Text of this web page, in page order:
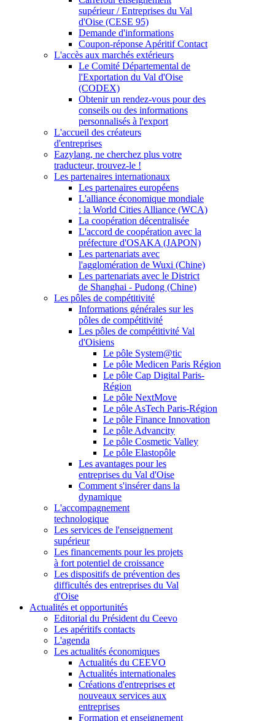
supérieur / Entreprises du Val
d'Oise (CESE 95)
Demande d'informations
Coupon-réponse Apéritif Contact
L'accès aux marchés extérieurs
Le Comité Départemental de
l'Exportation du Val d'Oise
(CODEX)
Obtenir un rendez-vous pour des
conseils ou des informations
personnalisés à l'export
L'accueil des créateurs
d'entreprises
Eazylang, ne cherchez plus votre
traducteur, trouvez-le !
Les partenaires internationaux
Les partenaires européens
L'alliance économique mondiale
: la World Cities Alliance (WCA)
La coopération décentralisée
L'accord de coopération avec la
préfecture d'OSAKA (JAPON)
Les partenariats avec
l'agglomération de Wuxi (Chine)
Les partenariats avec le District
de Shanghai - Pudong (Chine)
Les pôles de compétitivité
Informations générales sur les
pôles de compétitivité
Les pôles de compétitivité Val
d'Oisiens
Le pôle System@tic
Le pôle Medicen Paris Région
Le pôle Cap Digital Paris-
Région
Le pôle NextMove
Le pôle AsTech Paris-Région
Le pôle Finance Innovation
Le pôle Advancity
Le pôle Cosmetic Valley
Le pôle Elastopôle
Les avantages pour les
entreprises du Val d'Oise
Comment s'insérer dans la
dynamique
L'accompagnement
technologique
Les services de l'enseignement
supérieur
Les financements pour les projets
à fort potentiel de croissance
Les dispositifs de prévention des
difficultés des entreprises du Val
d'Oise
Actualités et opportunités
Editorial du Président du Ceevo
Les apéritifs contacts
L'agenda
Les actualités économiques
Actualités du CEEVO
Actualités internationales
Créations d'entreprises et
nouveaux services aux
entreprises
Formation et enseignement